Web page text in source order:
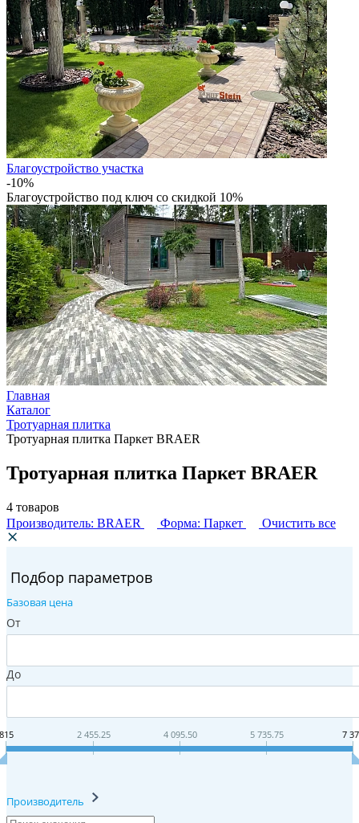
Благоустройство участка
-10%
Благоустройство под ключ со скидкой 10%
Главная
Каталог
Тротуарная плитка
Тротуарная плитка Паркет BRAER
Тротуарная плитка Паркет BRAER
4 товаров
Производитель: BRAER
Форма: Паркет Очистить все
Подбор параметров
Базовая цена
От
До
2 455.25 4 095.50 5 735.75 7
Производитель